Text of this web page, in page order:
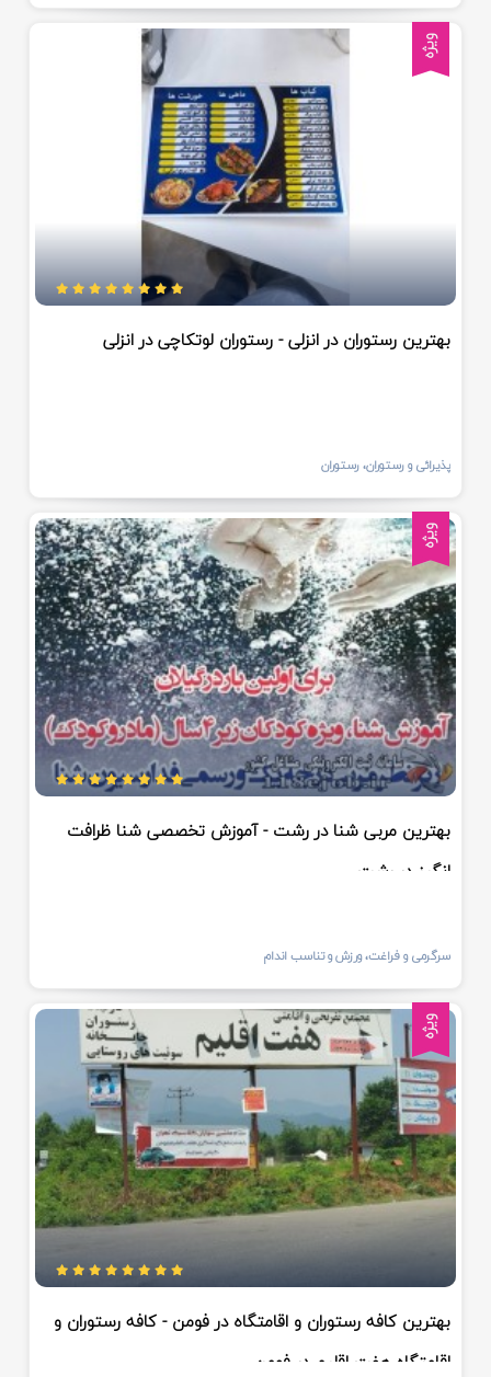
ویژه
بهترین رستوران در انزلی - رستوران لوتکاچی در انزلی
پذیرائی و رستوران، رستوران
ویژه
بهترین مربی شنا در رشت - آموزش تخصصی شنا ظرافت
انگیز در رشت
سرگرمی و فراغت، ورزش و تناسب اندام
ویژه
بهترین کافه رستوران و اقامتگاه در فومن - کافه رستوران و
اقامتگاه هفت اقلیم در فومن